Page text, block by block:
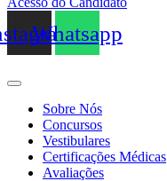
Whatsapp
Sobre Nós
Concursos
Vestibulares
Certificações Médicas
Avaliações